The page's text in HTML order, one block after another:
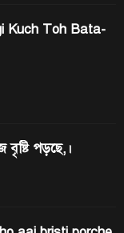
Kuch Toh Bata-
পড়ছে,।